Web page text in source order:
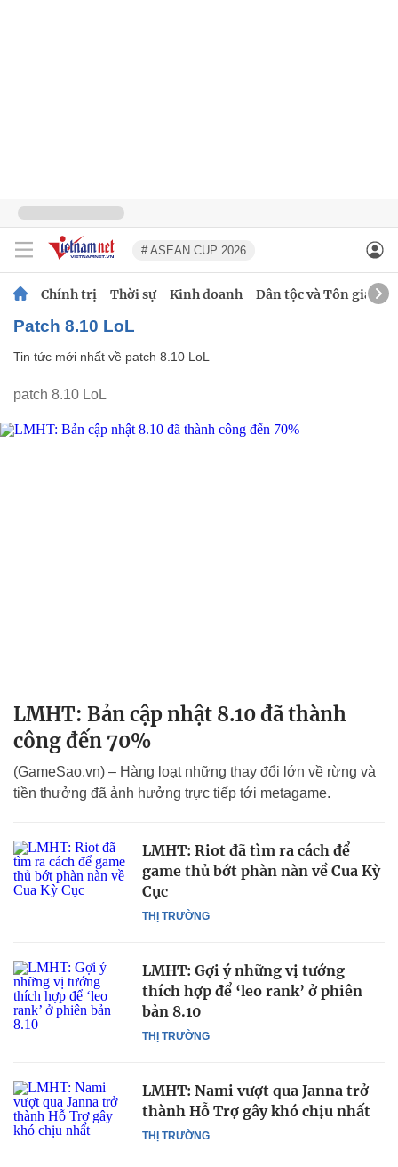
# ASEAN CUP 2026
Chính trị Thời sự Kinh doanh Dân tộc và Tôn giáo
patch 8.10 LoL
Tin tức mới nhất về patch 8.10 LoL
patch 8.10 LoL
LMHT: Bản cập nhật 8.10 đã thành
công đến 70%
(GameSao.vn) – Hàng loạt những thay đổi lớn về rừng và
tiền thưởng đã ảnh hưởng trực tiếp tới metagame.
THỊ TRƯỜNG
LMHT: Riot đã tìm ra cách để
game thủ bớt phàn nàn về Cua Kỳ
Cục
THỊ TRƯỜNG
LMHT: Gợi ý những vị tướng
thích hợp để ‘leo rank’ ở phiên
bản 8.10
THỊ TRƯỜNG
LMHT: Nami vượt qua Janna trở
thành Hỗ Trợ gây khó chịu nhất